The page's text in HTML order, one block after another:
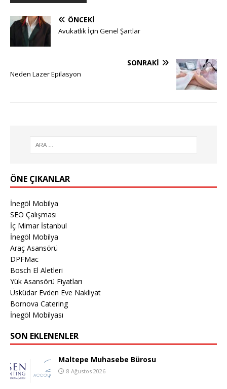
ÖNCEKI
Avukatlık İçin Genel Şartlar
SONRAKI
Neden Lazer Epilasyon
ÖNE ÇIKANLAR
İnegöl Mobilya
SEO Çalışması
İç Mimar İstanbul
İnegöl Mobilya
Araç Asansörü
DPFMac
Bosch El Aletleri
Yük Asansörü Fiyatları
Üsküdar Evden Eve Nakliyat
Bornova Catering
İnegöl Mobilyası
SON EKLENENLER
Maltepe Muhasebe Bürosu
8 Ağustos 2026